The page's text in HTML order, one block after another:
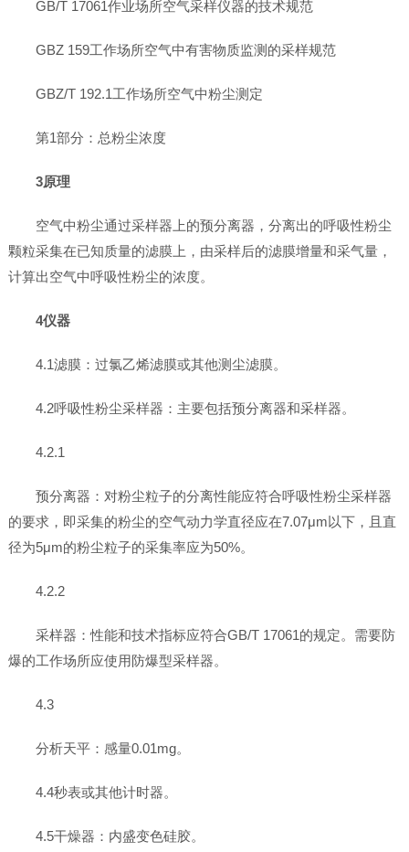
GB/T 17061作业场所空气采样仪器的技术规范
GBZ 159工作场所空气中有害物质监测的采样规范
GBZ/T 192.1工作场所空气中粉尘测定
第1部分：总粉尘浓度
3原理
空气中粉尘通过采样器上的预分离器，分离出的呼吸性粉尘
颗粒采集在已知质量的滤膜上，由采样后的滤膜增量和采气量，
计算出空气中呼吸性粉尘的浓度。
4仪器
4.1滤膜：过氯乙烯滤膜或其他测尘滤膜。
4.2呼吸性粉尘采样器：主要包括预分离器和采样器。
4.2.1
预分离器：对粉尘粒子的分离性能应符合呼吸性粉尘采样器
的要求，即采集的粉尘的空气动力学直径应在7.07μm以下，且直
径为5μm的粉尘粒子的采集率应为50%。
4.2.2
采样器：性能和技术指标应符合GB/T 17061的规定。需要防
爆的工作场所应使用防爆型采样器。
4.3
分析天平：感量0.01mg。
4.4秒表或其他计时器。
4.5干燥器：内盛变色硅胶。